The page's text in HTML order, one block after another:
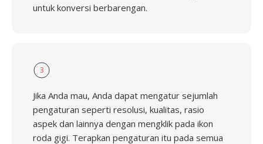
untuk konversi berbarengan.
3
Jika Anda mau, Anda dapat mengatur sejumlah
pengaturan seperti resolusi, kualitas, rasio
aspek dan lainnya dengan mengklik pada ikon
roda gigi. Terapkan pengaturan itu pada semua